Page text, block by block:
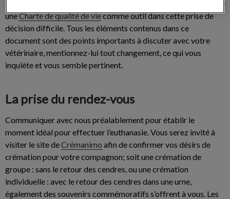
de vous aider, le Bureau vétérinaire de St-Amable vous propose
uneCharte de qualité de viecomme outil dans cette prise de
décision difficile. Tous les éléments contenus dans ce
document sont des points importants à discuter avec votre
vétérinaire, mentionnez-lui tout changement, ce qui vous
inquiète et vous semble pertinent.
La prise du rendez-vous
Communiquer avec nous préalablement pour établir le
moment idéal pour effectuer l’euthanasie. Vous serez invité à
visiter le site deCrémanimo afin de confirmer vos désirs de
crémation pour votre compagnon; soit une crémation de
groupe : sans le retour des cendres, ou une crémation
individuelle : avec le retour des cendres dans une urne,
également des souvenirs commémoratifs s’offrent à vous. Les